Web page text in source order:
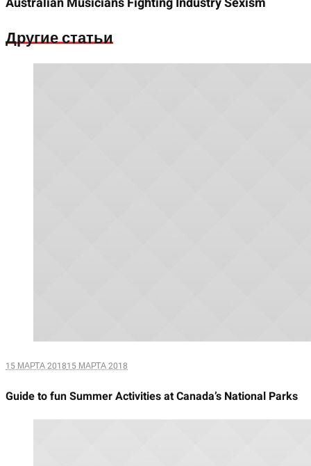
Другие статьи
15 МАРТА 201815 МАРТА 2018
Guide to fun Summer Activities at Canada’s National Parks